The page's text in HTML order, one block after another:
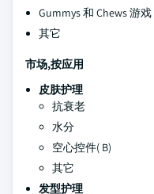
Gummys 和 Chews 游戏
其它
市场,按应用
皮肤护理
抗衰老
水分
空心控件( B)
其它
发型护理